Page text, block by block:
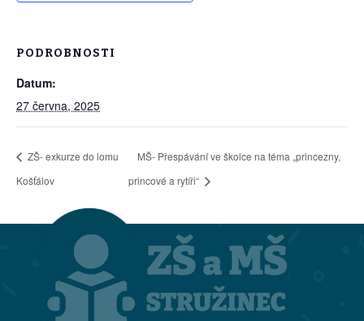
PODROBNOSTI
Datum:
27 června, 2025
ZŠ- exkurze do lomu
Košťálov
MŠ- Přespávání ve školce na téma „princezny,
princové a rytíři“